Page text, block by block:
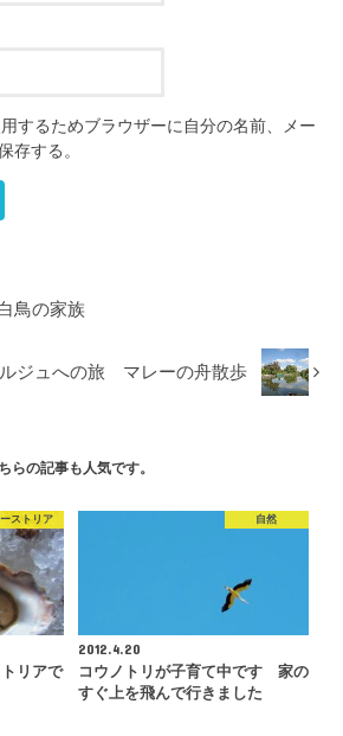
するためブラウザーに自分の名前、メー
存する。
鳥の家族
ジュへの旅 マレーの舟散歩
らの記事も人気です。
ストリア
リアで
自然
2012.4.20
コウノトリが子育て中です 家の
すぐ上を飛んで行きました